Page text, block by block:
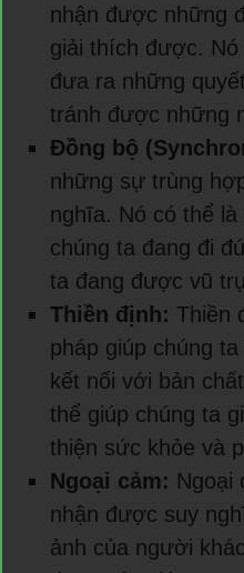
nhận được những
giải thích được.
đưa ra những
tránh được những
Đồng bộ
những sự trùng
nghĩa. Nó có thể
chúng ta đang đi
ta đang được vũ
Thiền định: Thiền
pháp giúp chúng
kết nối với bản
thể giúp chúng ta
thiện sức khỏe và
Ngoại cảm: Ngoại
nhận được suy
ảnh của người